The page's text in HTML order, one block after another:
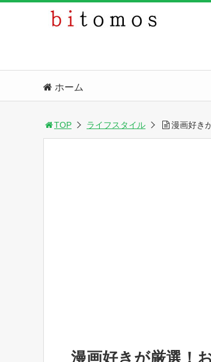
ホーム
TOP ライフスタイル 漫画好き
漫画好きが厳選！